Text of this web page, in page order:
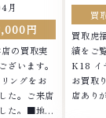
月
円
の買取実
ざいます。
ングをお
た。ご来店
た。■地域
買
買取虎
績をご
K18 イ
お買取
店あり